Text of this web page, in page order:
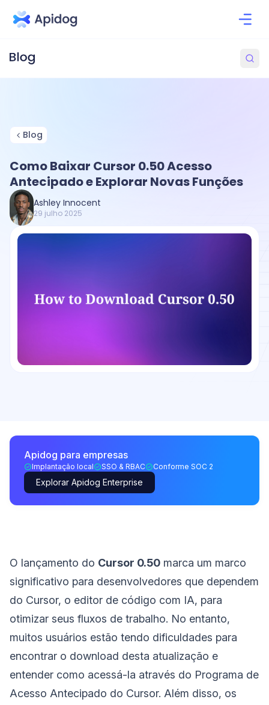
Blog
Como Baixar Cursor 0.50 Acesso
Antecipado e Explorar Novas Funções
Ashley Innocent
29 julho 2025
Apidog para empresas
Implantação local SSO & RBAC Conforme SOC 2
Explorar Apidog Enterprise
O lançamento do Cursor 0.50 marca um marco
significativo para desenvolvedores que dependem
do Cursor, o editor de código com IA, para
otimizar seus fluxos de trabalho. No entanto,
muitos usuários estão tendo dificuldades para
encontrar o download desta atualização e
entender como acessá-la através do Programa de
Acesso Antecipado do Cursor. Além disso, os